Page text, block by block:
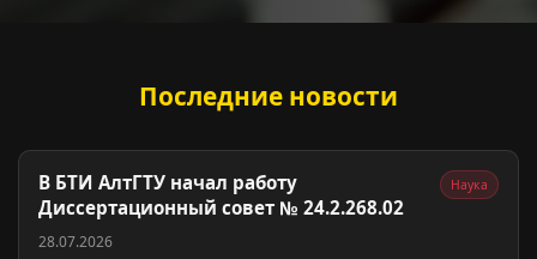
Последние новости
В БТИ АлтГТУ начал работу
Диссертационный совет № 24.2.268.02
Наука
28.07.2026